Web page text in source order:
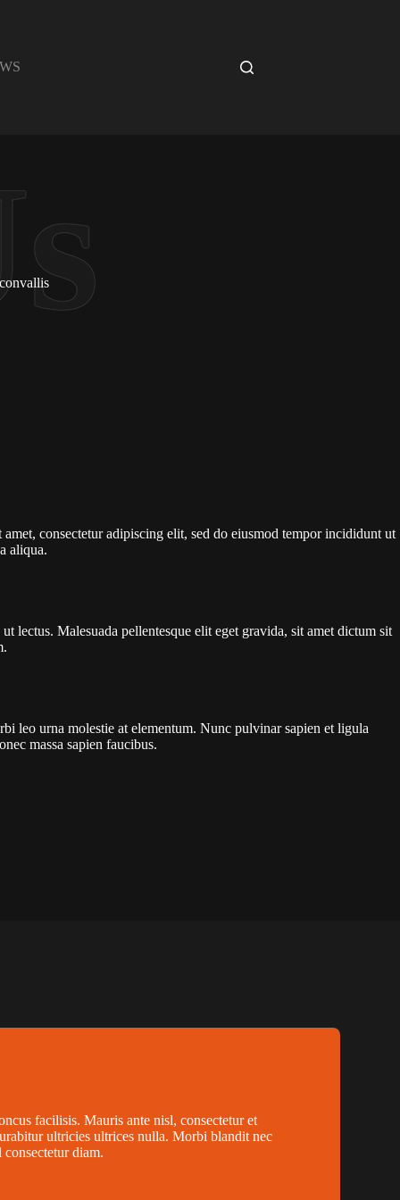
consectetur adipiscing elit, sed do eiusmod tempor incididunt ut
aliqua.
lectus. Malesuada pellentesque elit eget gravida, sit amet dictum sit
leo urna molestie at elementum. Nunc pulvinar sapien et ligula
massa sapien faucibus.
facilisis. Mauris ante nisl, consectetur et
ultricies ultrices nulla. Morbi blandit nec
diam.